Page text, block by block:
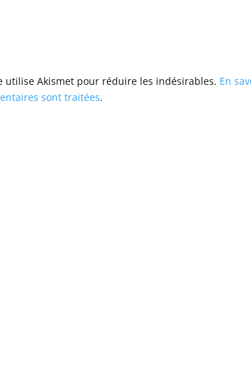
utilise Akismet pour réduire les indésirables. En
sont traitées.